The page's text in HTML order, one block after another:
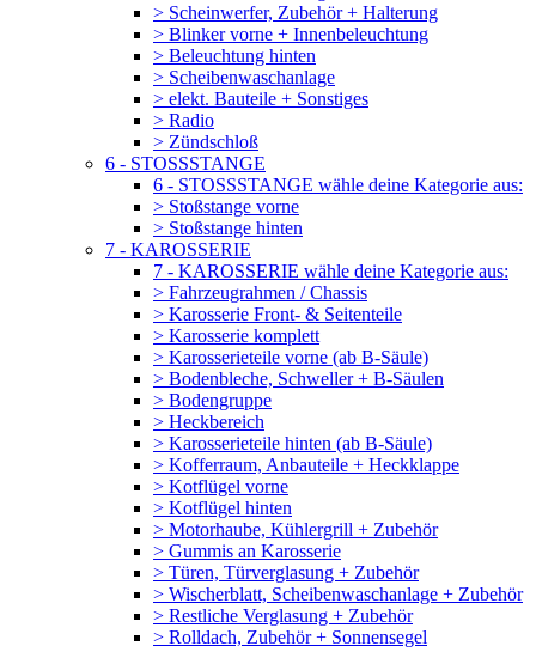
> Scheinwerfer, Zubehör + Halterung
> Blinker vorne + Innenbeleuchtung
> Beleuchtung hinten
> Scheibenwaschanlage
> elekt. Bauteile + Sonstiges
> Radio
> Zündschloß
6 - STOSSSTANGE
6 - STOSSSTANGE wähle deine Kategorie aus:
> Stoßstange vorne
> Stoßstange hinten
7 - KAROSSERIE
7 - KAROSSERIE wähle deine Kategorie aus:
> Fahrzeugrahmen / Chassis
> Karosserie Front- & Seitenteile
> Karosserie komplett
> Karosserieteile vorne (ab B-Säule)
> Bodenbleche, Schweller + B-Säulen
> Bodengruppe
> Heckbereich
> Karosserieteile hinten (ab B-Säule)
> Kofferraum, Anbauteile + Heckklappe
> Kotflügel vorne
> Kotflügel hinten
> Motorhaube, Kühlergrill + Zubehör
> Gummis an Karosserie
> Türen, Türverglasung + Zubehör
> Wischerblatt, Scheibenwaschanlage + Zubehör
> Restliche Verglasung + Zubehör
> Rolldach, Zubehör + Sonnensegel